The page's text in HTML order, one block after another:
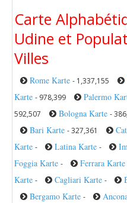
Carte
Udine et
Villes
Rome Karte - 1,337,155
Karte - 978,399 Palermo
592,507
Bologna Karte -
Bari Karte - 327,361
Karte - Latina Karte -
Foggia Karte - Ferrara Karte
Karte - Cagliari Karte -
Bergamo Karte -